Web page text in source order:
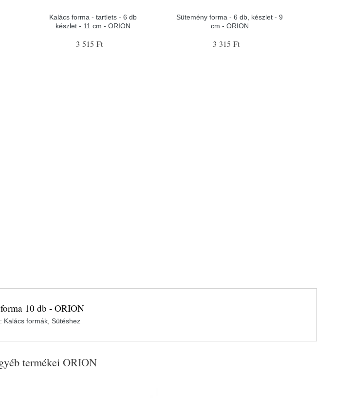
Kalács forma - tartlets - 6 db
készlet - 11 cm - ORION
3 515 Ft
Sütemény forma - 6 db, készlet - 9
cm - ORION
3 315 Ft
10 db - ORION
Kalács formák Sütéshez
termékei ORION